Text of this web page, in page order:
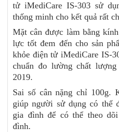
tử iMediCare IS-303 sử
thống minh cho kết quả rất
Mặt cân được làm bằng
lực tốt đem đến cho sản
khỏe điện tử iMediCare IS-
chuẩn đo lường chất
2019.
Sai số cân nặng chỉ 100g.
giúp người sử dụng có thể
gia đình để có thể theo
đình.